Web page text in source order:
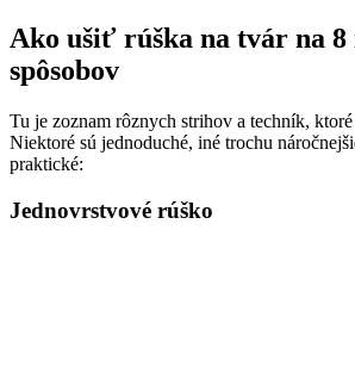
Ako ušiť rúška na tvár na 8
spôsobov
Tu je zoznam rôznych strihov a techník,
Niektoré sú jednoduché, iné trochu
praktické:
Jednovrstvové rúško